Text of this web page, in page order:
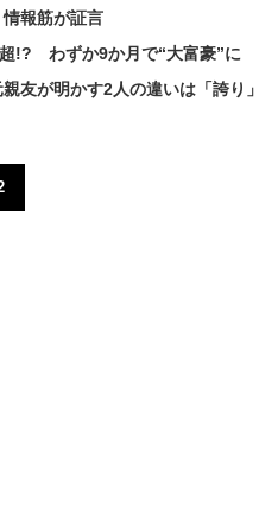
報筋が証言
!? わずか9か月で“大富豪”に
友が明かす2人の違いは「誇り」